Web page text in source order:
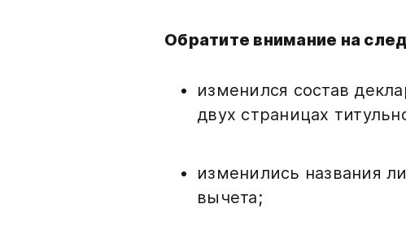
Обратите внимание на
изменился состав
двух страницах
изменились названия
вычета;